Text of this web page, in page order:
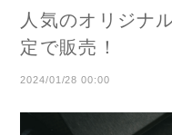
人気のオリジナ
定で販売！
2024/01/28 00:00